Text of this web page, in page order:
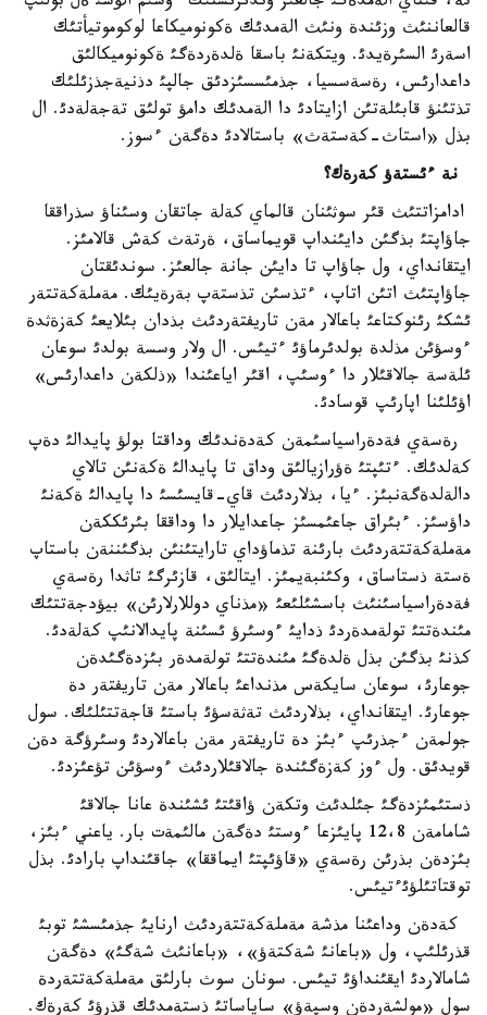
قالعاننئث وزئندة ونئث الةمدئك ةكونوميكاعا لوكوموتيأتئك
اسةرئ السئرةيدئ. ويتكةنئ باسقا ةلدةردةگئ ةكونوميكالئق
داعدارئس، رةسةسسيا، جذمئسسئزدئق جالپئ دذنيةجذزئلئك
تذتئنؤ قابئلةتئن ازايتادئ دا الةمدئك دامؤ تولئق تةجةلةدئ. ال
بذل «استاث-كةستةث» باستالادئ دةگةن ءسوز.
نة ءئستةؤ كةرةك؟
ادامزاتتئث قئر سوثئنان قالماي كةلة جاتقان وسئناؤ سذراققا
جاؤاپتئ بذگئن دايئنداپ قويماساق، ةرتةث كةش قالامئز.
ايتقانداي، ول جاؤاپ تا دايئن جانة جالعئز. سوندئقتان
جاؤاپتئث اتئن اتاپ، ءتذسئن تذستةپ بةرةيئك. مةملةكةتتةر
ئشكئ رئنوكتاعئ باعالار مةن تاريفتةردئث بذدان بئلايعئ كةزةثدة
ءوسؤئن مذلدة بولدئرماؤئ ءتيئس. ال ولار وسسة بولدئ سوعان
ئلةسة جالاقئلار دا ءوسئپ، اقئر اياعئندا «ذلكةن داعدارئس»
اؤئلئنا اپارئپ قوسادئ.
رةسةي فةدةراسياسئمةن كةدةندئك وداقتا بولؤ پايدالئ دةپ
كةلدئك. ءتئپتئ ةؤرازيالئق وداق تا پايدالئ ةكةنئن تالاي
دالةلدةگةنبئز. ءيا، بذلاردئث قاي-قايسئسئ دا پايدالئ ةكةنئ
داؤسئز. ءبئراق جاعئمسئز جاعدايلار دا وداققا بئرئككةن
مةملةكةتتةردئث بارئنة تذماؤداي تارايتئنئن بذگئننةن باستاپ
ةستة ذستاساق، وكئنبةيمئز. ايتالئق، قازئرگئ تاثدا رةسةي
فةدةراسياسئنئث باسشئلئعئ «مذناي دوللارلارئن» بيؤدجةتتئك
مئندةتتئ تولةمدةردئ ذدايئ ءوسئرؤ ئسئنة پايدالانئپ كةلةدئ.
كذنئ بذگئن بذل ةلدةگئ مئندةتتئ تولةمدةر بئزدةگئدةن
جوعارئ، سوعان سايكةس مذنداعئ باعالار مةن تاريفتةر دة
جوعارئ. ايتقانداي، بذلاردئث تةثةسؤئ باستئ قاجةتتئلئك. سول
جولمةن ءجذرئپ ءبئز دة تاريفتةر مةن باعالاردئ وسئرؤگة دةن
قويدئق. ول ءوز كةزةگئندة جالاقئلاردئث ءوسؤئن تؤعئزدئ.
ذستئمئزدةگئ جئلدئث وتكةن ؤاقئتئ ئشئندة عانا جالاقئ
شامامةن 12،8 پايئزعا ءوستئ دةگةن مالئمةت بار. ياعني ءبئز،
بئزدةن بذرئن رةسةي «قاؤئپتئ ايماققا» جاقئنداپ بارادئ. بذل
توقتاتئلؤئءتيئس.
كةدةن وداعئنا مذشة مةملةكةتتةردئث ارنايئ جذمئسشئ توبئ
قذرئلئپ، ول «باعانئ شةكتةؤ»، «باعانئث شةگئ» دةگةن
شامالاردئ ايقئنداؤئ تيئس. سونان سوث بارلئق مةملةكةتتةردة
سول «مولشةردةن وسپةؤ» ساياساتئ ذستةمدئك قذرؤئ كةرةك.